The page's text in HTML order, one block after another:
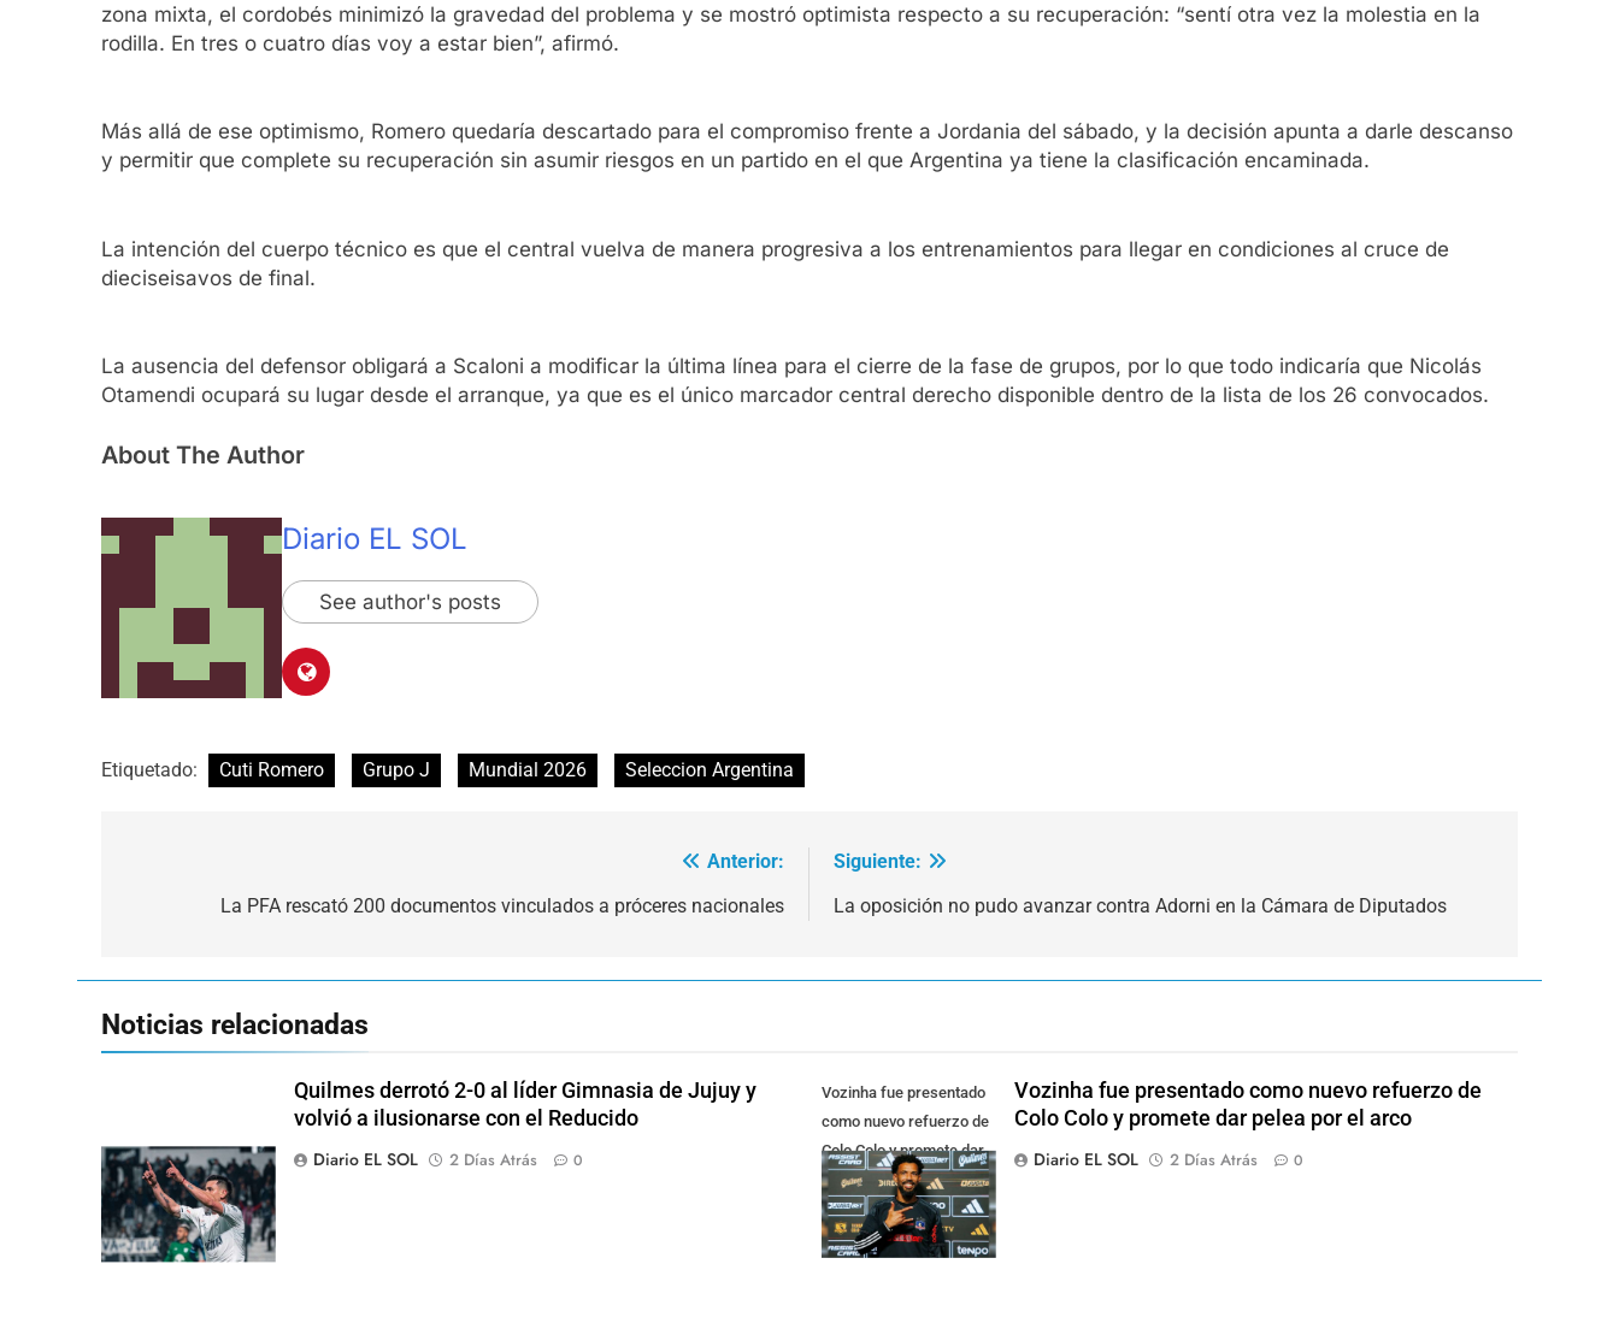
zona mixta, el cordobés minimizó la gravedad del problema y se mostró optimista respecto a su recuperación: “sentí otra vez la molestia en la
rodilla. En tres o cuatro días voy a estar bien”, afirmó.
Más allá de ese optimismo, Romero quedaría descartado para el compromiso frente a Jordania del sábado, y la decisión apunta a darle descanso
y permitir que complete su recuperación sin asumir riesgos en un partido en el que Argentina ya tiene la clasificación encaminada.
La intención del cuerpo técnico es que el central vuelva de manera progresiva a los entrenamientos para llegar en condiciones al cruce de
dieciseisavos de final.
La ausencia del defensor obligará a Scaloni a modificar la última línea para el cierre de la fase de grupos, por lo que todo indicaría que Nicolás
Otamendi ocupará su lugar desde el arranque, ya que es el único marcador central derecho disponible dentro de la lista de los 26 convocados.
About The Author
Diario EL SOL
See author's posts
Etiquetado: Cuti Romero Grupo J Mundial 2026 Seleccion Argentina
Anterior:
La PFA rescató 200 documentos vinculados a próceres nacionales
Siguiente:
La oposición no pudo avanzar contra Adorni en la Cámara de Diputados
Noticias relacionadas
Quilmes derrotó 2-0 al líder Gimnasia de Jujuy y
volvió a ilusionarse con el Reducido
Diario EL SOL
2 Días Atrás 0
Vozinha fue presentado
como nuevo refuerzo de
Colo Colo y promete dar
pelea por el arco
Vozinha fue presentado como nuevo refuerzo de
Colo Colo y promete dar pelea por el arco
Diario EL SOL
2 Días Atrás 0